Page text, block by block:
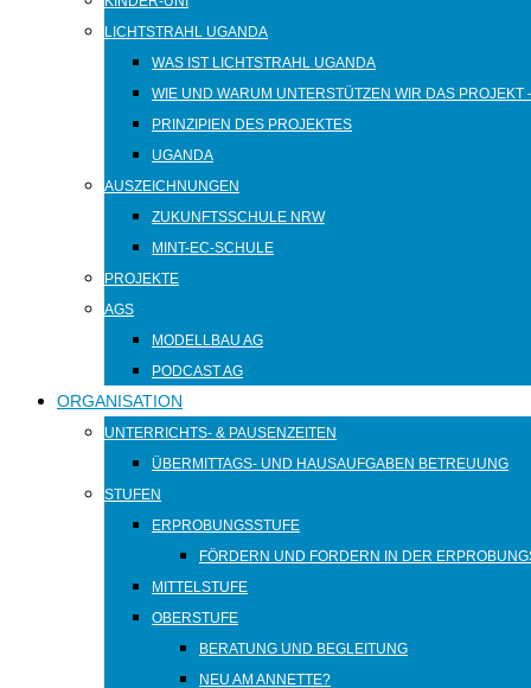
LICHTSTRAHL UGANDA
WAS IST LICHTSTRAHL UGANDA
WIE UND WARUM UNTERSTÜTZEN WIR DAS PROJEKT
PRINZIPIEN DES PROJEKTES
UGANDA
AUSZEICHNUNGEN
ZUKUNFTSSCHULE NRW
MINT-EC-SCHULE
PROJEKTE
AGS
MODELLBAU AG
PODCAST AG
ORGANISATION
UNTERRICHTS- & PAUSENZEITEN
ÜBERMITTAGS- UND HAUSAUFGABEN BETREUUNG
STUFEN
ERPROBUNGSSTUFE
FÖRDERN UND FORDERN IN DER
MITTELSTUFE
OBERSTUFE
BERATUNG UND BEGLEITUNG
NEU AM ANNETTE?